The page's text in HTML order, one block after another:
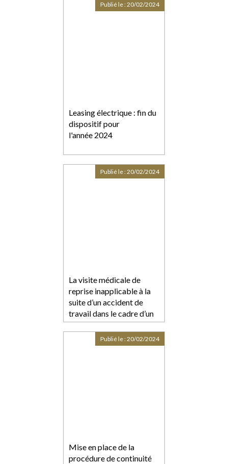
Leasing électrique : fin du
dispositif pour
l'année 2024
Publié le :20/02/2024
La visite médicale de
reprise inapplicable à la
suite d’un accident de
travail dans le cadre d’un
contrat de mission d’un
Publié le :20/02/2024
Mise en place de la
procédure de continuité
Publié le :20/02/2024